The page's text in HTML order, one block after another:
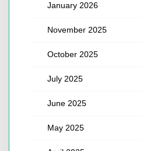
January 2026
November 2025
October 2025
July 2025
June 2025
May 2025